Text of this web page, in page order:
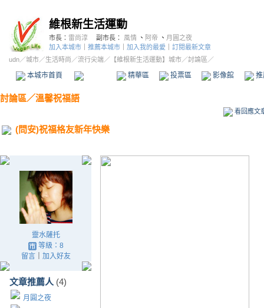
維根新生活運動
市長： 雷尚淳 副市長： 風情 、 阿帝 、 月圓之夜
加入本城市
推薦本城市 加入我的最愛
訂閱最新文章
udn／城市／生活時尚 ／流行尖端／ 【維根新生活運動】城市／討論區／
本城市首頁 精華區 投票區 影像館
討論區／溫馨祝福語
看回應文
(問安)祝福格友新年快樂
靈水薩托
等級：8
留言｜ 加入好友
文章推薦人 (4)
月圓之夜